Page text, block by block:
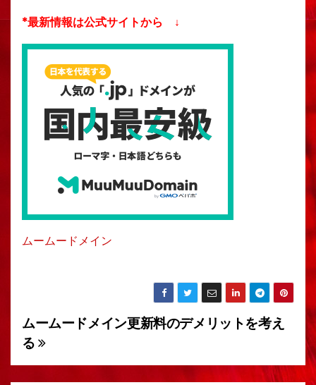
*最新情報は公式サイトから ↓
ムームードメイン
投
稿
ムームードメイン更新料のデメリットを考え
る